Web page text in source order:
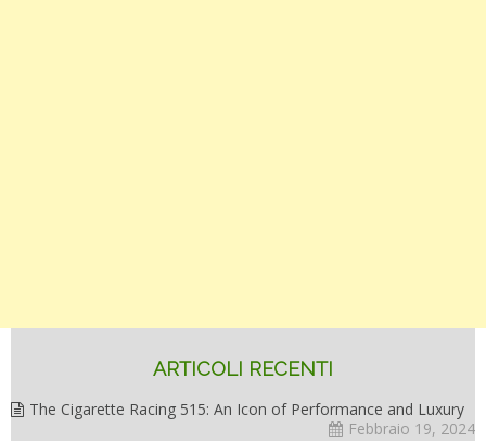
ARTICOLI RECENTI
The Cigarette Racing 515: An Icon of Performance and Luxury
Febbraio 19, 2024